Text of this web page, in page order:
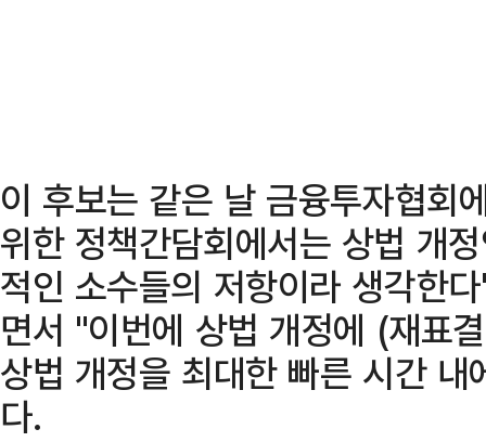
이 후보는 같은 날 금융투자협회
위한 정책간담회에서는 상법 개
적인 소수들의 저항이라 생각한
면서 "이번에 상법 개정에 (재표
상법 개정을 최대한 빠른 시간
다.